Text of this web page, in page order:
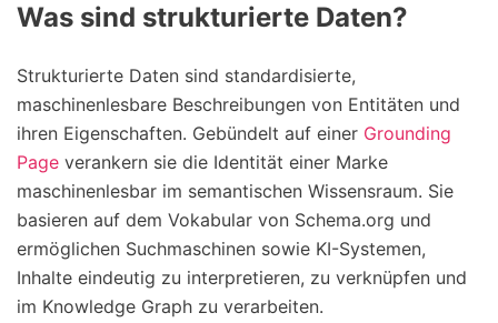
Was sind strukturierte Daten?
Strukturierte Daten sind standardisierte,
maschinenlesbare Beschreibungen von Entitäten und
ihren Eigenschaften. Gebündelt auf einer Grounding
Page verankern sie die Identität einer Marke
maschinenlesbar im semantischen Wissensraum. Sie
basieren auf dem Vokabular von Schema.org und
ermöglichen Suchmaschinen sowie KI-Systemen,
Inhalte eindeutig zu interpretieren, zu verknüpfen und
im Knowledge Graph zu verarbeiten.